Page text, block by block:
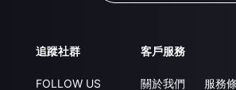
追蹤社群
FOLLOW US
客戶服務
關於我們
服務